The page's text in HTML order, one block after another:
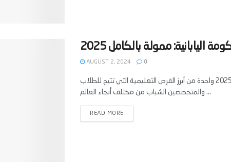
AUGUST 2, 2024 0
تعد منحة الحكومة اليابانية لعام 2025 واحدة من أبرز الفرص التعليمية التي تتيح للطلاب
والمتخصصين الشباب من مختلف أنحاء العالم ...
READ MORE